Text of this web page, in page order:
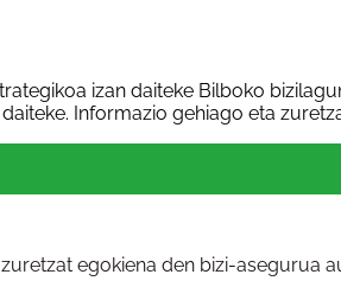
izan daiteke Bilboko
Informazio gehiago eta
zuretzat egokiena den bizi-asegurua